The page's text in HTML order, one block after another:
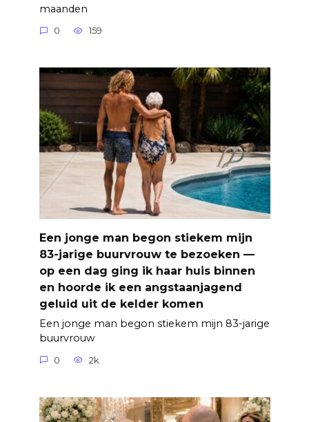
maanden
0 159
Een jonge man begon stiekem mijn
83-jarige buurvrouw te bezoeken —
op een dag ging ik haar huis binnen
en hoorde ik een angstaanjagend
geluid uit de kelder komen
Een jonge man begon stiekem mijn 83-jarige
buurvrouw
0 2k.